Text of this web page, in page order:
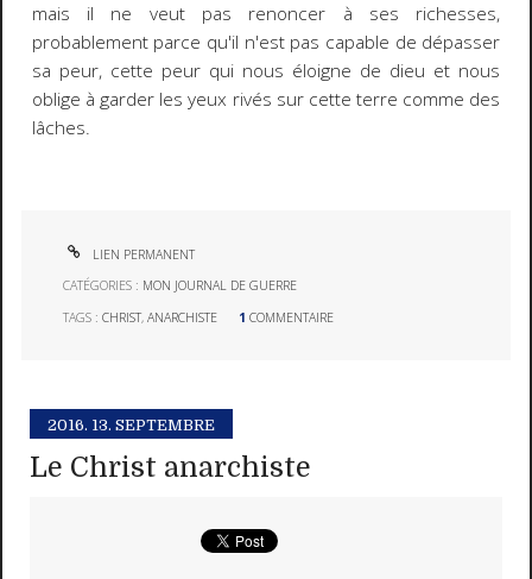
mais il ne veut pas renoncer à ses richesses,
probablement parce qu'il n'est pas capable de dépasser
sa peur, cette peur qui nous éloigne de dieu et nous
oblige à garder les yeux rivés sur cette terre comme des
lâches.
LIEN PERMANENT
CATÉGORIES : MON JOURNAL DE GUERRE
TAGS :CHRIST,ANARCHISTE 1 COMMENTAIRE
2016. 13. SEPTEMBRE
Le Christ anarchiste